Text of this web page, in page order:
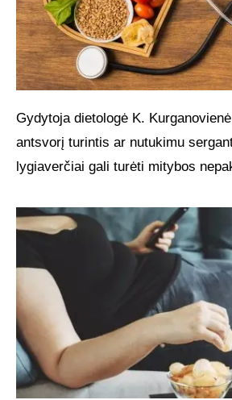
Gydytoja dietologė K.
antsvorį turintis ar nutukimu
lygiaverčiai gali turėti mitybos